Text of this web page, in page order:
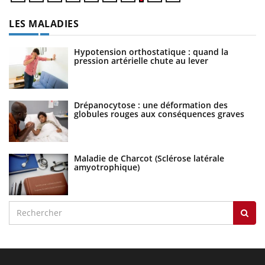
LES MALADIES
Hypotension orthostatique : quand la
pression artérielle chute au lever
Drépanocytose : une déformation des
globules rouges aux conséquences graves
Maladie de Charcot (Sclérose latérale
amyotrophique)